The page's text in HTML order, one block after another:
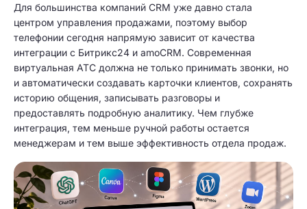
Для большинства компаний CRM уже давно стала
центром управления продажами, поэтому выбор
телефонии сегодня напрямую зависит от качества
интеграции с Битрикс24 и amoCRM. Современная
виртуальная АТС должна не только принимать звонки, но
и автоматически создавать карточки клиентов, сохранять
историю общения, записывать разговоры и
предоставлять подробную аналитику. Чем глубже
интеграция, тем меньше ручной работы остается
менеджерам и тем выше эффективность отдела продаж.